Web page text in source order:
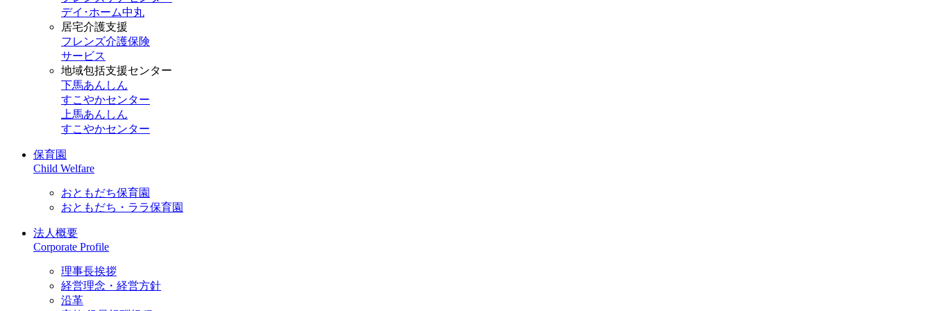
デイ･ホーム中丸
居宅介護支援
フレンズ介護保険
サービス
地域包括支援センター
下馬あんしん
すこやかセンター
上馬あんしん
すこやかセンター
保育園
Child Welfare
おともだち保育園
おともだち・ララ保育園
法人概要
Corporate Profile
理事長挨拶
経営理念・経営方針
沿革